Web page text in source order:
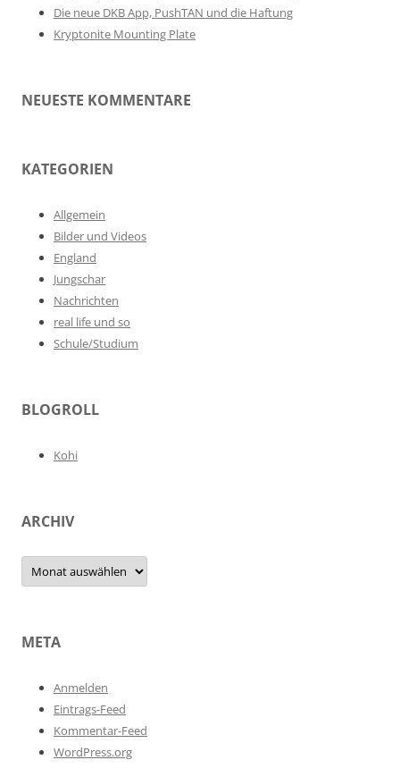
Die neue DKB App, PushTAN und die Haftung
Kryptonite Mounting Plate
NEUESTE KOMMENTARE
KATEGORIEN
Allgemein
Bilder und Videos
England
Jungschar
Nachrichten
real life und so
Schule/Studium
BLOGROLL
Kohi
ARCHIV
Archiv
META
Anmelden
Eintrags-Feed
Kommentar-Feed
WordPress.org